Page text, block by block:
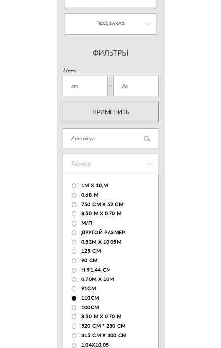
ПОД ЗАКАЗ
ФИЛЬТРЫ
Цена
ПРИМЕНИТЬ
Размер
1М Х 10,М
0.68 M
750 CM X 52 CM
8.50 М X 0.70 М
М/П
ДРУГОЙ РАЗМЕР
0,53М Х 10,05М
125 CM
90 СМ
H 91.44 CM
0,70М Х 10М
91СМ
110CM
100CM
8.50 M X 0.70 M
520 СМ * 280 СМ
315 CM X 300 CM
1,04X10,05